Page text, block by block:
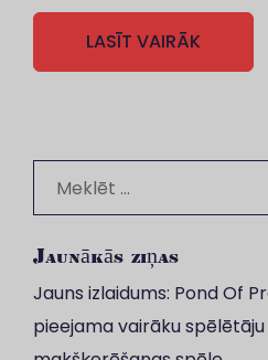
LASĪT VAIRĀK
Meklēt:
Jaunākās ziņas
Jauns izlaidums: Pond Of
pieejama vairāku spēlētāju